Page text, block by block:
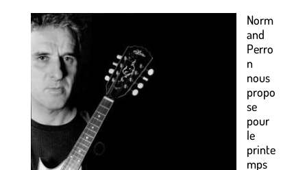
Norm
and
Perro
n
nous
propo
se
pour
le
printe
mps